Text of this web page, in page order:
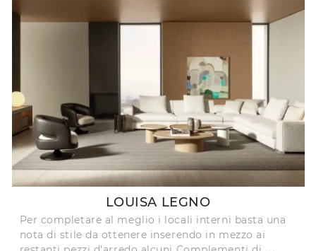
LOUISA LEGNO
Per completare al meglio i locali interni basta una
nota di stile da ottenere inserendo in mezzo ai